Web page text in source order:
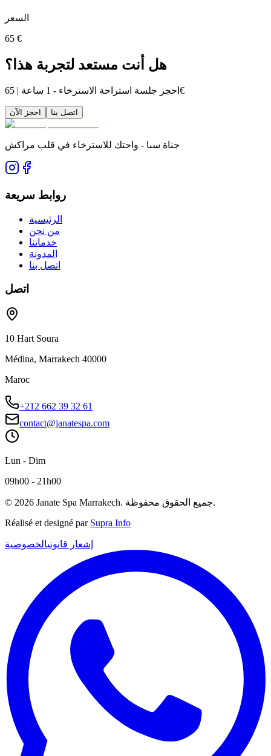
السعر
65 €
هل أنت مستعد لتجربة هذا؟
احجز جلسة استراحة الاسترخاء - 1 ساعة | 65€
احجز الآن اتصل بنا
جناة سبا - واحتك للاسترخاء في قلب مراكش
روابط سريعة
الرئيسية
من نحن
خدماتنا
المدونة
اتصل بنا
اتصل
10 Hart Soura
Médina, Marrakech 40000
Maroc
+212 662 39 32 61
contact@janatespa.com
Lun - Dim
09h00 - 21h00
© 2026 Janate Spa Marrakech. جميع الحقوق محفوظة.
Réalisé et designé par Supra Info
إشعار قانونيالخصوصية